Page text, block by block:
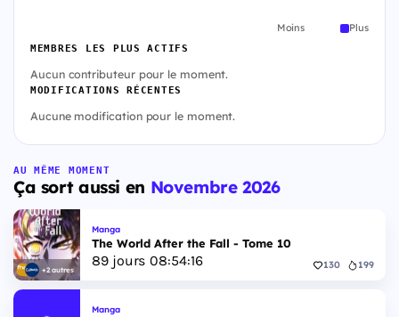
Moins Plus
MEMBRES LES PLUS ACTIFS
Aucun contributeur pour le moment.
MODIFICATIONS RÉCENTES
Aucune modification pour le moment.
AU MÊME MOMENT
Ça sort aussi en Novembre 2026
+2 autres
Manga
The World After the Fall - Tome 10
89jours 08:54:15 130 199
Manga